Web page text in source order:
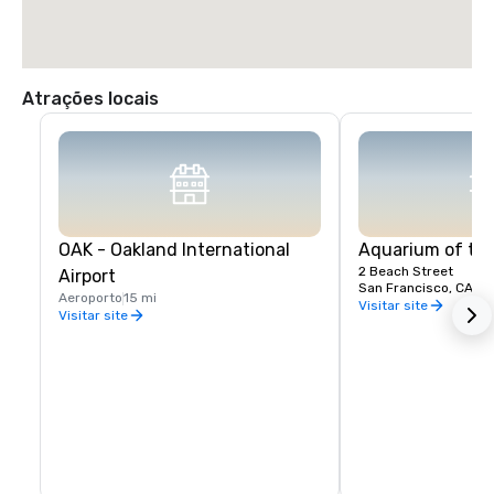
Atrações locais
OAK - Oakland International
Airport
Aeroporto15 mi
Visitar site
Aquarium of
2 Beach Street
San Francisco, CA,
Visitar site